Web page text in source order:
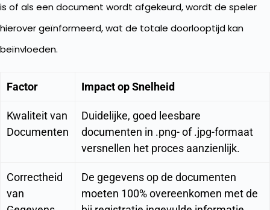
is of als een document wordt afgekeurd, wordt de speler
hierover geïnformeerd, wat de totale doorlooptijd kan
beïnvloeden.
Factor Impact op Snelheid
Kwaliteit van
Documenten
Duidelijke, goed leesbare
documenten in .png- of .jpg-formaat
versnellen het proces aanzienlijk.
Correctheid
van
De gegevens op de documenten
moeten 100% overeenkomen met de